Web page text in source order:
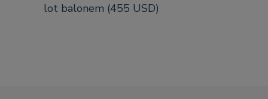
lot balonem (455 USD)